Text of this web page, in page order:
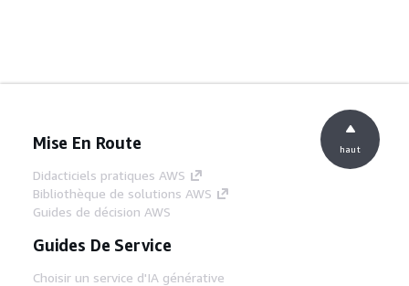
Mise En Route
Didacticiels pratiques AWS
Bibliothèque de solutions AWS
Guides de décision AWS
Guides De Service
Choisir un service d'IA générative
haut